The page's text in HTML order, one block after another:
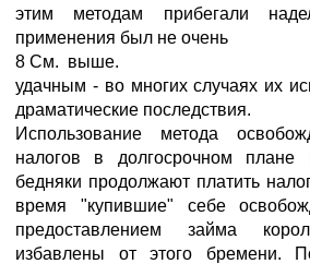
этим методам прибегали
применения был не очень
8 См. выше.
удачным - во многих случаях их
драматические последствия.
Использование метода
налогов в долгосрочном плане
бедняки продолжают платить
время "купившие" себе
предоставлением займа
избавлены от этого бремени.